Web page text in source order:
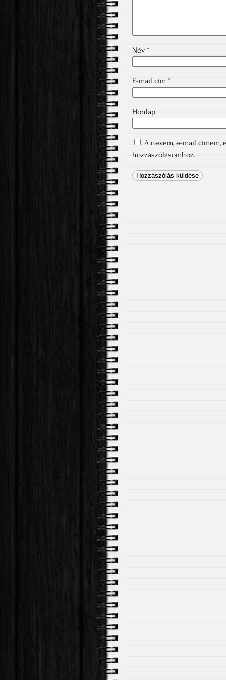
Név *
E-mail cím *
Honlap
A nevem, e-mail címem,
hozzászólásomhoz.